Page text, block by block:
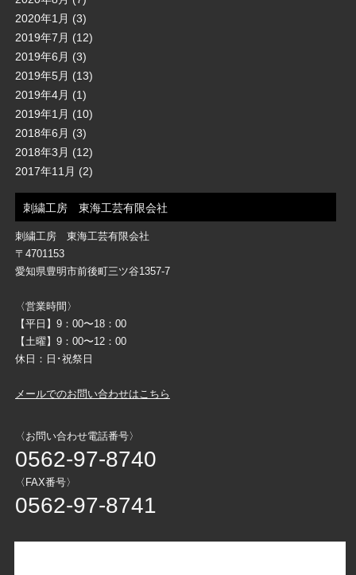
2020年1月 (3)
2019年7月 (12)
2019年6月 (3)
2019年5月 (13)
2019年4月 (1)
2019年1月 (10)
2018年6月 (3)
2018年3月 (12)
2017年11月 (2)
刺繍工房 東海工芸有限会社
刺繍工房 東海工芸有限会社
〒4701153
愛知県豊明市前後町三ツ谷1357-7
〈営業時間〉
【平日】9：00〜18：00
【土曜】9：00〜12：00
休日：日･祝祭日
メールでのお問い合わせはこちら
〈お問い合わせ電話番号〉
0562-97-8740
〈FAX番号〉
0562-97-8741